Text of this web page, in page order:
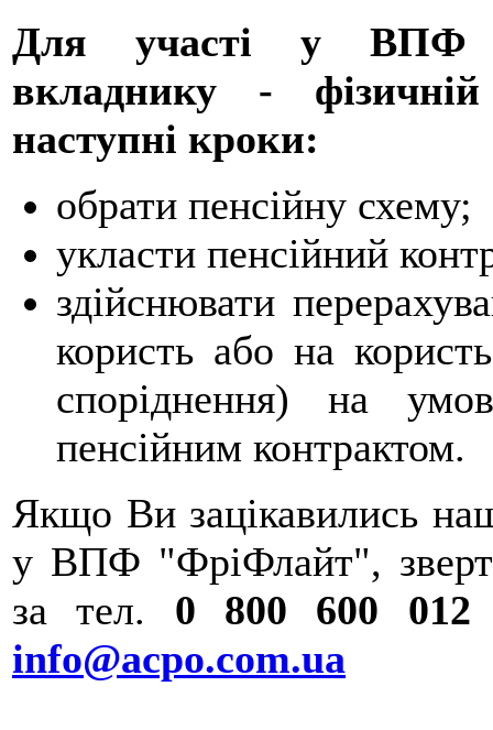
Для участі у ВПФ
вкладнику - фізичній
наступні кроки:
обрати пенсійну схему;
укласти пенсійний
здійснювати
користь або на
споріднення) на
пенсійним контрактом.
Якщо Ви зацікавились
у ВПФ "ФріФлайт",
за тел. 0 800 600 012
info@acpo.com.ua